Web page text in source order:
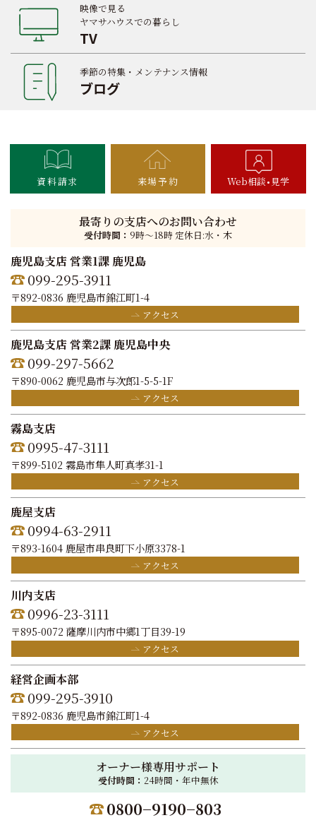
映像で見る
ヤマサハウスでの暮らし
TV
季節の特集・メンテナンス情報
ブログ
資料請求 来場予約 Web相談 見学
最寄りの支店へのお問い合わせ
受付時間： 9時〜18時 定休日:水・木
鹿児島支店 営業1課 鹿児島
099-295-3911
〒892-0836 鹿児島市錦江町1-4
アクセス
鹿児島支店 営業2課 鹿児島中央
099-297-5662
〒890-0062 鹿児島市与次郎1-5-5-1F
アクセス
霧島支店
0995-47-3111
〒899-5102 霧島市隼人町真孝31-1
アクセス
鹿屋支店
0994-63-2911
〒893-1604 鹿屋市串良町下小原3378-1
アクセス
川内支店
0996-23-3111
〒895-0072 薩摩川内市中郷1丁目39-19
アクセス
経営企画本部
099-295-3910
〒892-0836 鹿児島市錦江町1-4
アクセス
オーナー様専用サポート
受付時間： 24時間・年中無休
0800−9190−803